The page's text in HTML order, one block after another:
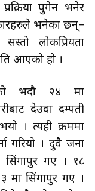
पुगेन भनेर
भनेका छन्–
लोकप्रियता
आएको हो ।
भदौ २४ मा
देउवा दम्पती
। त्यही क्रममा
गरियो । दुवै जना
सिंगापुर गए । १८
मा सिंगापुर गए ।